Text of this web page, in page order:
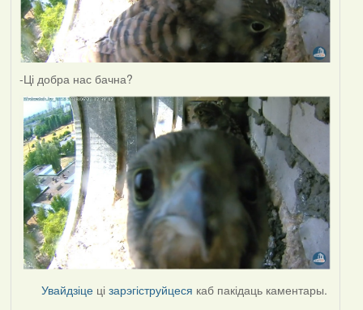
-Ці добра нас бачна?
Увайдзіце цізарэгіструйцеся каб пакідаць каментары.